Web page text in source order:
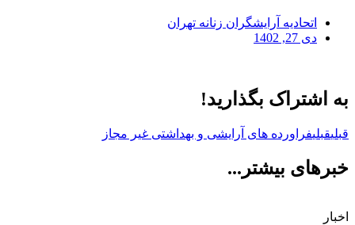
اتحادیه آرایشگران زنانه تهران
دی 27, 1402
به اشتراک بگذارید!
قبلیقبلیفراورده های آرایشی و بهداشتی غیر مجاز
خبرهای بیشتر...
اخبار